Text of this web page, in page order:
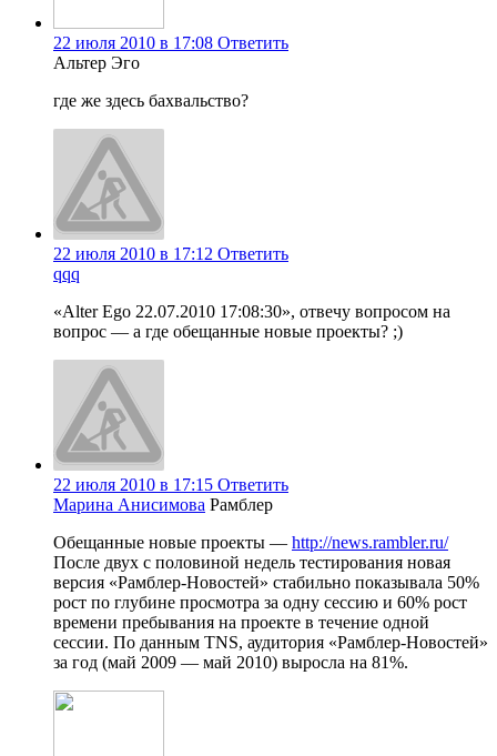
22 июля 2010 в 17:08 Ответить
Альтер Эго
где же здесь бахвальство?
22 июля 2010 в 17:12 Ответить
qqq
«Alter Ego 22.07.2010 17:08:30», отвечу вопросом на
вопрос — а где обещанные новые проекты? ;)
22 июля 2010 в 17:15 Ответить
Марина Анисимова Рамблер
Обещанные новые проекты — http://news.rambler.ru/
После двух с половиной недель тестирования новая
версия «Рамблер-Новостей» стабильно показывала 50%
рост по глубине просмотра за одну сессию и 60% рост
времени пребывания на проекте в течение одной
сессии. По данным TNS, аудитория «Рамблер-Новостей»
за год (май 2009 — май 2010) выросла на 81%.